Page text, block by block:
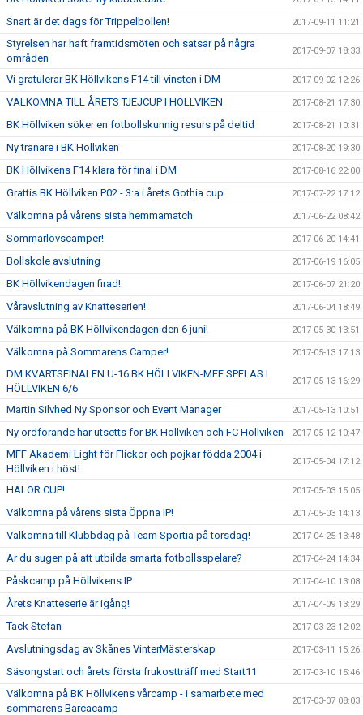
Snart är det dags för Trippelbollen! 2017-09-11 11:21
Styrelsen har haft framtidsmöten och satsar på några
områden
2017-09-07 18:33
Vi gratulerar BK Höllvikens F14 till vinsten i DM 2017-09-02 12:26
VÄLKOMNA TILL ÅRETS TJEJCUP I HÖLLVIKEN 2017-08-21 17:30
BK Höllviken söker en fotbollskunnig resurs på deltid 2017-08-21 10:31
Ny tränare i BK Höllviken 2017-08-20 19:30
BK Höllvikens F14 klara för final i DM 2017-08-16 22:00
Grattis BK Höllviken P02 - 3:a i årets Gothia cup 2017-07-22 17:12
Välkomna på vårens sista hemmamatch 2017-06-22 08:42
Sommarlovscamper! 2017-06-20 14:41
Bollskole avslutning 2017-06-19 16:05
BK Höllvikendagen firad! 2017-06-07 21:20
Våravslutning av Knatteserien! 2017-06-04 18:49
Välkomna på BK Höllvikendagen den 6 juni! 2017-05-30 13:51
Välkomna på Sommarens Camper! 2017-05-13 17:13
DM KVARTSFINALEN U-16 BK HÖLLVIKEN-MFF SPELAS I
HÖLLVIKEN 6/6
2017-05-13 16:29
Martin Silvhed Ny Sponsor och Event Manager 2017-05-13 10:51
Ny ordförande har utsetts för BK Höllviken och FC Höllviken 2017-05-12 10:47
MFF Akademi Light för Flickor och pojkar födda 2004 i
Höllviken i höst!
2017-05-04 17:12
HALÖR CUP! 2017-05-03 15:05
Välkomna på vårens sista Öppna IP! 2017-05-03 14:13
Välkomna till Klubbdag på Team Sportia på torsdag! 2017-04-25 13:48
Är du sugen på att utbilda smarta fotbollsspelare? 2017-04-24 14:34
Påskcamp på Höllvikens IP 2017-04-10 13:08
Årets Knatteserie är igång! 2017-04-09 13:29
Tack Stefan 2017-03-23 12:02
Avslutningsdag av Skånes VinterMästerskap 2017-03-11 15:26
Säsongstart och årets första frukostträff med Start11 2017-03-10 15:46
Välkomna på BK Höllvikens vårcamp - i samarbete med
sommarens Barcacamp
2017-03-07 08:03